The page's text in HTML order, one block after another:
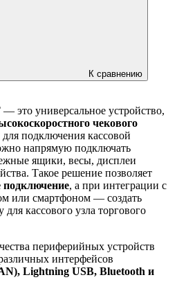
К сравнению
— это универсальное устройство,
чекового
для подключения кассовой
напрямую подключать
ящики, весы, дисплеи
Такое решение позволяет
подключение, а при интеграции с
или смартфоном — создать
кассового узла торгового
периферийных устройств
интерфейсов
Lightning USB, Bluetooth и